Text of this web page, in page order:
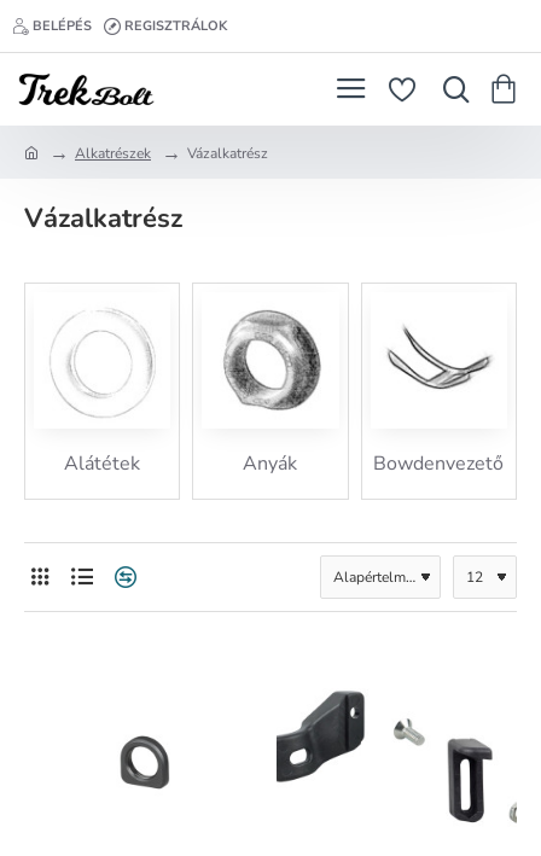
BELÉPÉS REGISZTRÁLOK
m
Alkatrészek Vázalkatrész
Vázalkatrész
Alátétek Anyák Bowdenvezető